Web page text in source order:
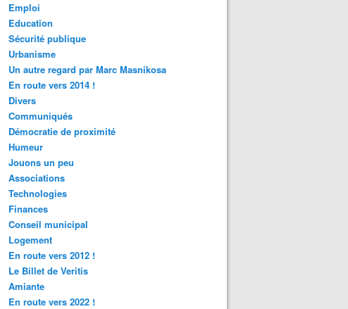
Emploi
Education
Sécurité publique
Urbanisme
Un autre regard par Marc Masnikosa
En route vers 2014 !
Divers
Communiqués
Démocratie de proximité
Humeur
Jouons un peu
Associations
Technologies
Finances
Conseil municipal
Logement
En route vers 2012 !
Le Billet de Veritis
Amiante
En route vers 2022 !